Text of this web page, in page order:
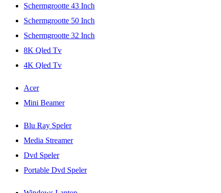
Schermgrootte 43 Inch
Schermgrootte 50 Inch
Schermgrootte 32 Inch
8K Qled Tv
4K Qled Tv
Acer
Mini Beamer
Blu Ray Speler
Media Streamer
Dvd Speler
Portable Dvd Speler